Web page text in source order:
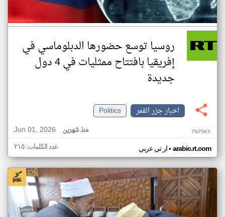
روسيا توسع حضورها الدبلوماسي في
إفريقيا بافتتاح ممثليات في 4 دول
جديدة
اخبار جزر القمر
Politics
Jun 01, 2026
منذ شهرين TN75KY
ار تي عربي• arabic.rt.com عدد الكلمات: ٢١٥